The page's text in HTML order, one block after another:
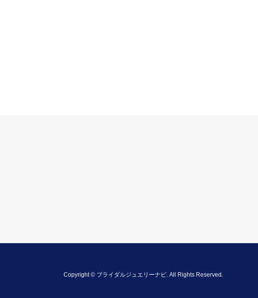
Copyright© ブライダルジュエリーナビ . All Rights Reserved.